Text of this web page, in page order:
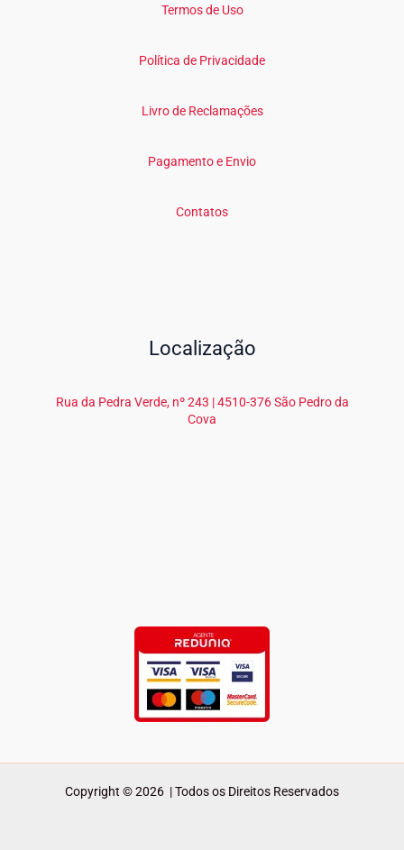
Termos de Uso
Política de Privacidade
Livro de Reclamações
Pagamento e Envio
Contatos
Localização
Rua da Pedra Verde, nº 243 | 4510-376 São Pedro da
Cova
Copyright © 2026 | Todos os Direitos Reservados